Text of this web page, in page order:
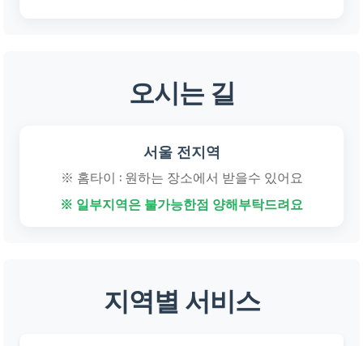
오시는 길
서울 전지역
※ 홈타이 : 원하는 장소에서 받을수 있어요
※ 일부지역은 불가능한점 양해부탁드려요
지역별 서비스